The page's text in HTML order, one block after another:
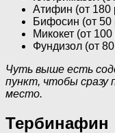
Атифин (от 180
Бифосин (от 50
Микокет (от
Фундизол (от
Чуть выше есть
пункт, чтобы сразу
место.
Тербинафин